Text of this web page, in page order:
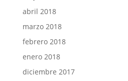
abril 2018
marzo 2018
febrero 2018
enero 2018
diciembre 2017